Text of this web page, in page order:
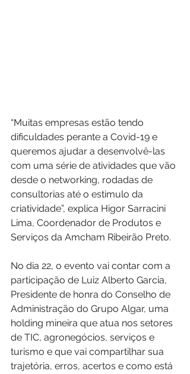
“Muitas empresas estão tendo
dificuldades perante a Covid-19 e
queremos ajudar a desenvolvê-las
com uma série de atividades que vão
desde o networking, rodadas de
consultorias até o estimulo da
criatividade”, explica Higor Sarracini
Lima, Coordenador de Produtos e
Serviços da Amcham Ribeirão Preto.
No dia 22, o evento vai contar com a
participação de Luiz Alberto Garcia,
Presidente de honra do Conselho de
Administração do Grupo Algar, uma
holding mineira que atua nos setores
de TIC, agronegócios, serviços e
turismo e que vai compartilhar sua
trajetória, erros, acertos e como está